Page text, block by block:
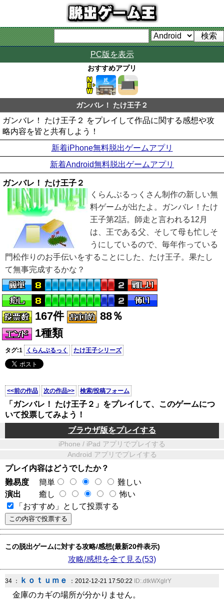
PC版を表示
おすすめアプリ
ガンバレ！ たけ王子２
ガンバレ！ たけ王子２ をプレイして作品に関する感想や攻
略内容を皆と共有しよう！
新着iPhone無料脱出ゲームアプリ
新着Android無料脱出ゲームアプリ
ガンバレ！ たけ王子２
くらんぶるっくさん制作の新しい無
料ゲームが出たよ。ガンバレ！たけ
王子第2話。師走と言われる12月
は、王である父、そして母も忙しそ
うにしているので、毎年作っている
門松作りのお手伝いをすることにした、たけ王子。果たし
て無事完成するかな？
167件
88％
1種類
タグ:1 くらんぶるっく たけ王子シリーズ
<<前の作品 次の作品>> 検索/投稿フォーム
「ガンバレ！ たけ王子２」をプレイして、このゲームにつ
いて投票してみよう！
ブラウザ版をプレイする
iPhone / iPad アプリでプレイする
Android アプリでプレイする
プレイ内容はどうでしたか？
難易度
簡単
難しい
演出
癒し
怖い
「おすすめ」として投票する
この脱出ゲームに対する攻略/感想(最新20件表示)
攻略/感想を全て見る(53)
34 ： ｋｏｔｕｍｅ ：2012-12-21 17:50:22 ID:.dtkWXglrY
金庫のカギの場所が分かりません。